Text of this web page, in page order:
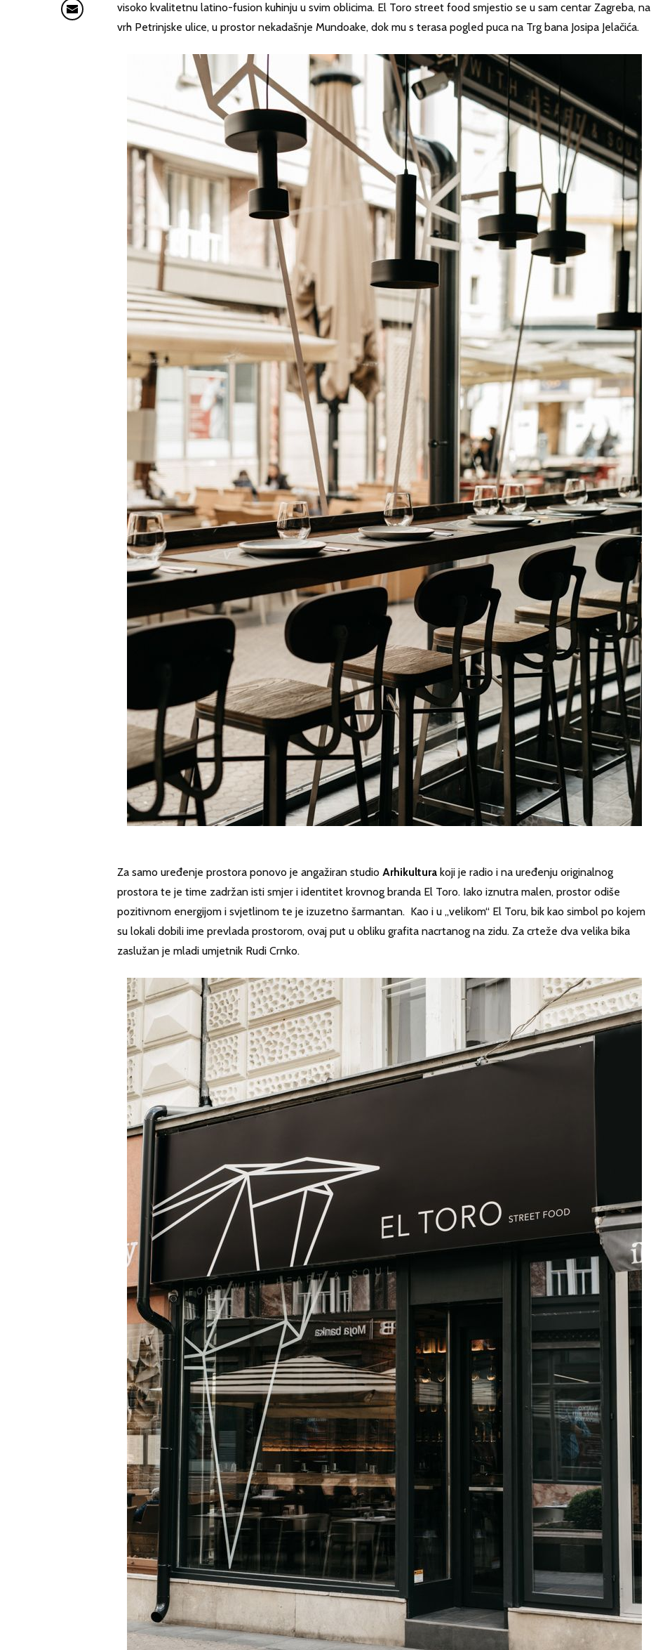
visoko kvalitetnu latino-fusion kuhinju u svim oblicima. El Toro street food smjestio se u sam centar Zagreba, na
vrh Petrinjske ulice, u prostor nekadašnje Mundoake, dok mu s terasa pogled puca na Trg bana Josipa Jelačića.
Za samo uređenje prostora ponovo je angažiran studio Arhikultura koji je radio i na uređenju originalnog
prostora te je time zadržan isti smjer i identitet krovnog branda El Toro. Iako iznutra malen, prostor odiše
pozitivnom energijom i svjetlinom te je izuzetno šarmantan. Kao i u „velikom“ El Toru, bik kao simbol po kojem
su lokali dobili ime prevlada prostorom, ovaj put u obliku grafita nacrtanog na zidu. Za crteže dva velika bika
zaslužan je mladi umjetnik Rudi Crnko.